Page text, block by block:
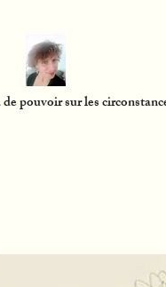
pouvoir sur les